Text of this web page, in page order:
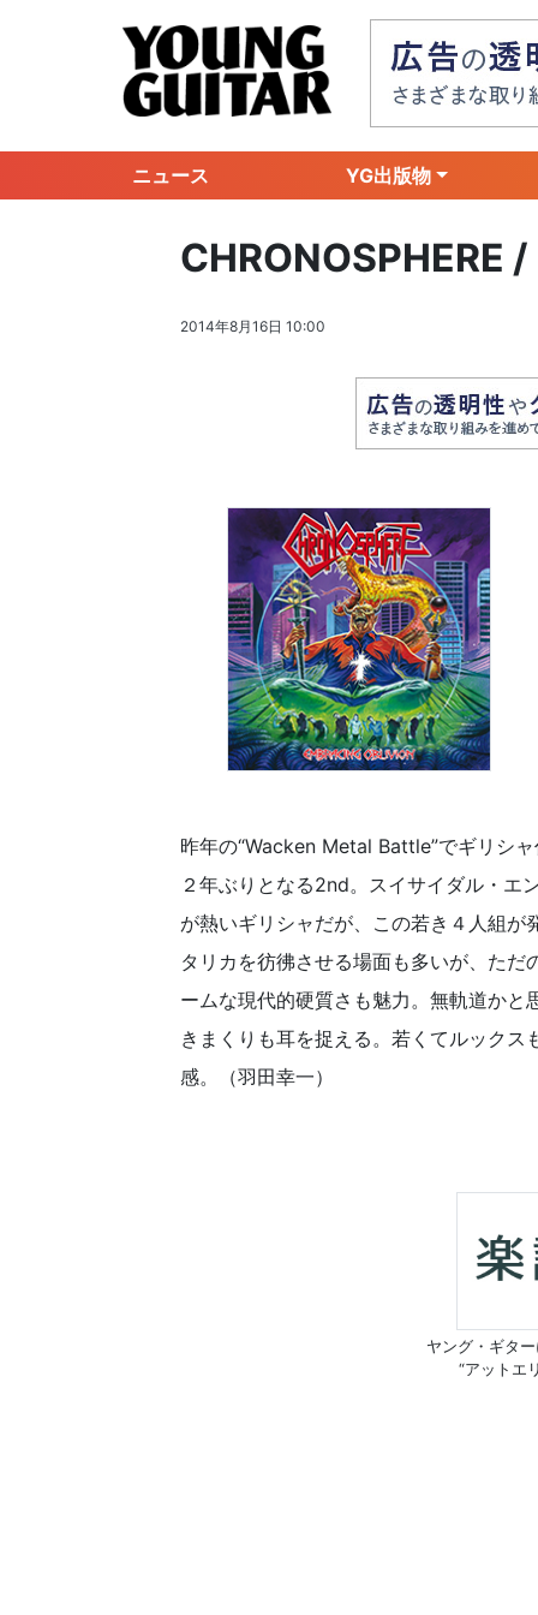
ニュース YG出版物
CHRONOSPHERE
2014年8月16日 10:00
昨年の“Wacken Metal Battle”でギリシ
２年ぶりとなる2nd。スイサイダル・エ
が熱いギリシャだが、この若き４人組
タリカを彷彿させる場面も多いが、た
ームな現代的硬質さも魅力。無軌道か
きまくりも耳を捉える。若くてルック
感。（羽田幸一）
ヤング・ギタ
“アットエ